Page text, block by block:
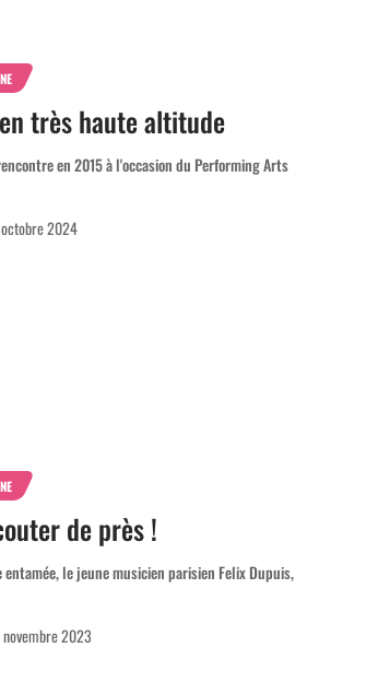
très haute altitude
en 2015 à l'occasion du Performing Arts
octobre 2024
de près !
entamée, le jeune musicien parisien Felix Dupuis,
novembre 2023